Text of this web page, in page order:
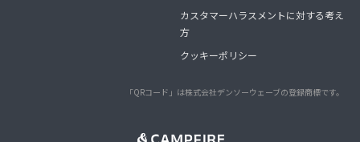
カスタマーハラスメントに対する考え
方
クッキーポリシー
「QRコード」は株式会社デンソーウェーブの登録商標です。